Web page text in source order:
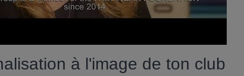
à l'image de ton club